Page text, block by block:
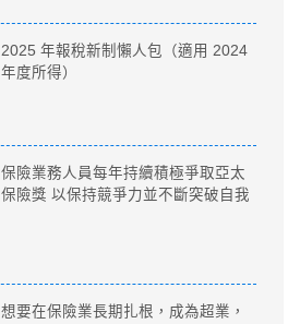
2025 年報稅新制懶人包（適用 2024
年度所得）
保險業務人員每年持續積極爭取亞太
保險獎 以保持競爭力並不斷突破自我
想要在保險業長期扎根，成為超業，